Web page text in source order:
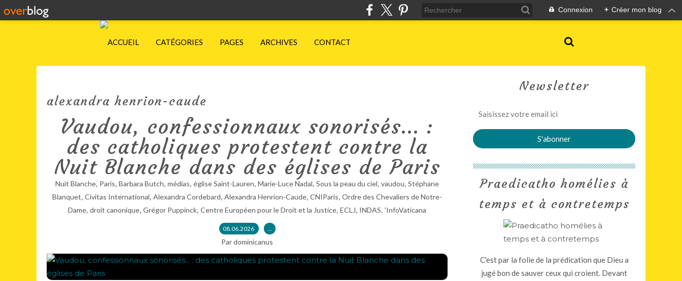
Connexion + Créer mon blog
ACCUEIL CATÉGORIES PAGES ARCHIVES CONTACT
alexandra henrion-caude
Vaudou, confessionnaux sonorisés... :
des catholiques protestent contre la
Nuit Blanche dans des églises de Paris
Nuit Blanche, Paris, Barbara Butch, médias, église Saint-Lauren, Marie-Luce Nadal, Sous la peau du ciel, vaudou, Stéphane
Blanquet, Civitas International, Alexandra Cordebard, Alexandra Henrion-Caude, CNIParis, Ordre des Chevaliers de Notre-
Dame, droit canonique, Grégor Puppinck, Centre Européen pour le Droit et la Justice, ECLJ, INDAS, 'InfoVaticana
08.06.2026 …
Par dominicanus
Newsletter
Praedicatho homélies à
temps et à contretemps
C'est par la folie de la prédication que Dieu a
jugé bon de sauver ceux qui croient. Devant